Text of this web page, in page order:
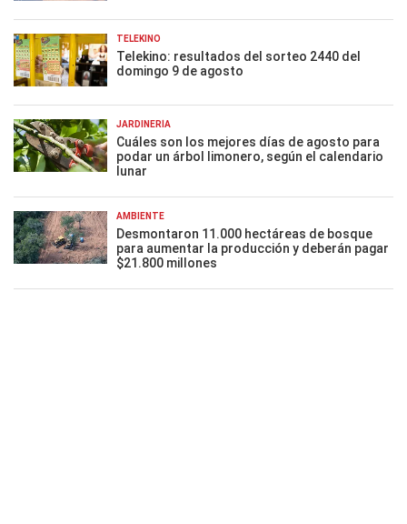
TELEKINO
Telekino: resultados del sorteo 2440 del
domingo 9 de agosto
JARDINERÍA
Cuáles son los mejores días de agosto para
podar un árbol limonero, según el calendario
lunar
AMBIENTE
Desmontaron 11.000 hectáreas de bosque
para aumentar la producción y deberán pagar
$21.800 millones